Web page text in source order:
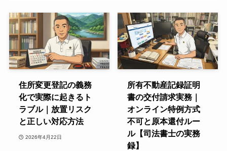
住所変更登記の義務
化で実際に起きるト
ラブル｜放置リスク
と正しい対応方法
2026年4月22日
所有不動産記録証明
書の交付請求実務｜
オンライン特例方式
不可と原本還付ルー
ル【司法書士の実務
録】